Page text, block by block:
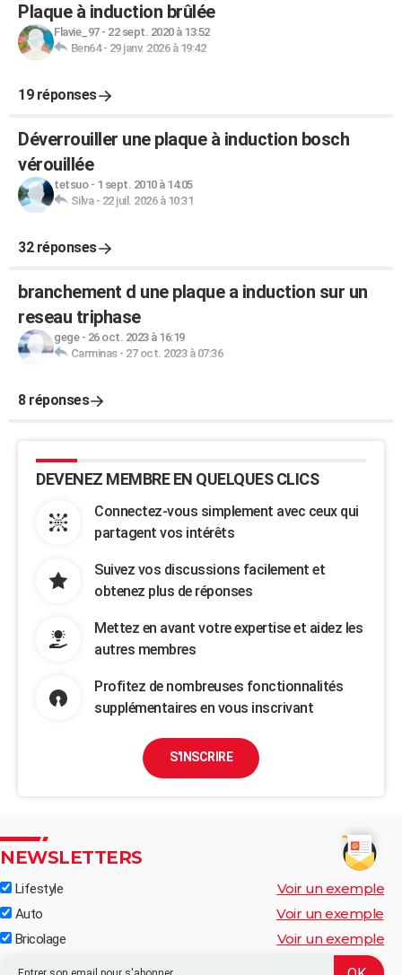
Plaque à induction brûlée
Flavie_97- 22 sept. 2020 à 13:52
Ben64- 29 janv. 2026 à 19:42
19 réponses
Déverrouiller une plaque à induction bosch
vérouillée
tetsuo- 1 sept. 2010 à 14:05
Silva- 22 juil. 2026 à 10:31
32 réponses
branchement d une plaque a induction sur un
reseau triphase
gege- 26 oct. 2023 à 16:19
Carminas- 27 oct. 2023 à 07:36
8 réponses
DEVENEZ MEMBRE EN QUELQUES CLICS
Connectez-vous simplement avec ceux qui
partagent vos intérêts
Suivez vos discussions facilement et
obtenez plus de réponses
Mettez en avant votre expertise et aidez les
autres membres
Profitez de nombreuses fonctionnalités
supplémentaires en vous inscrivant
S'INSCRIRE
NEWSLETTERS
Lifestyle Voir un exemple
Auto Voir un exemple
Bricolage Voir un exemple